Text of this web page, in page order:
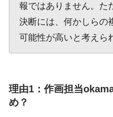
報ではありません。た
決断には、何かしらの
可能性が高いと考えら
理由1：作画担当
め？